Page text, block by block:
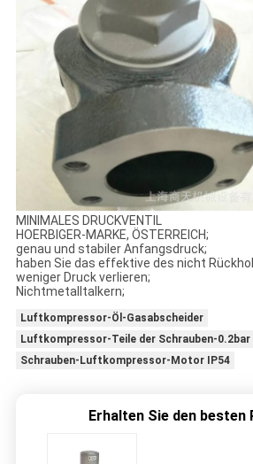
MINIMALES DRUCKVENTIL
HOERBIGER-MARKE, ÖSTERREICH;
genau und stabiler Anfangsdruck;
haben Sie das effektive des nicht
weniger Druck verlieren;
Nichtmetalltalkern;
Luftkompressor-Öl-Gasabscheider
Luftkompressor-Teile der Schrauben-0.2bar
Schrauben-Luftkompressor-Motor IP54
Erhalten Sie den besten